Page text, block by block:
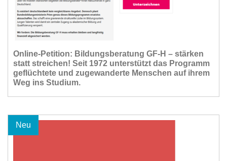
Online-Petition: Bildungsberatung GF-H – stärken
statt streichen! Seit 1972 unterstützt das Programm
geflüchtete und zugewanderte Menschen auf ihrem
Weg ins Studium.
Neu